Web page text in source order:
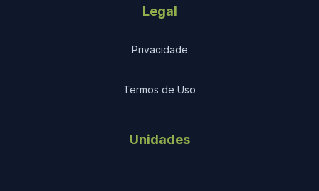
Legal
Privacidade
Termos de Uso
Unidades